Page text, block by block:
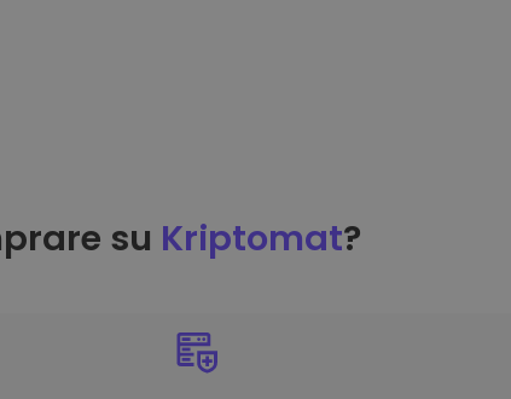
su Kriptomat?